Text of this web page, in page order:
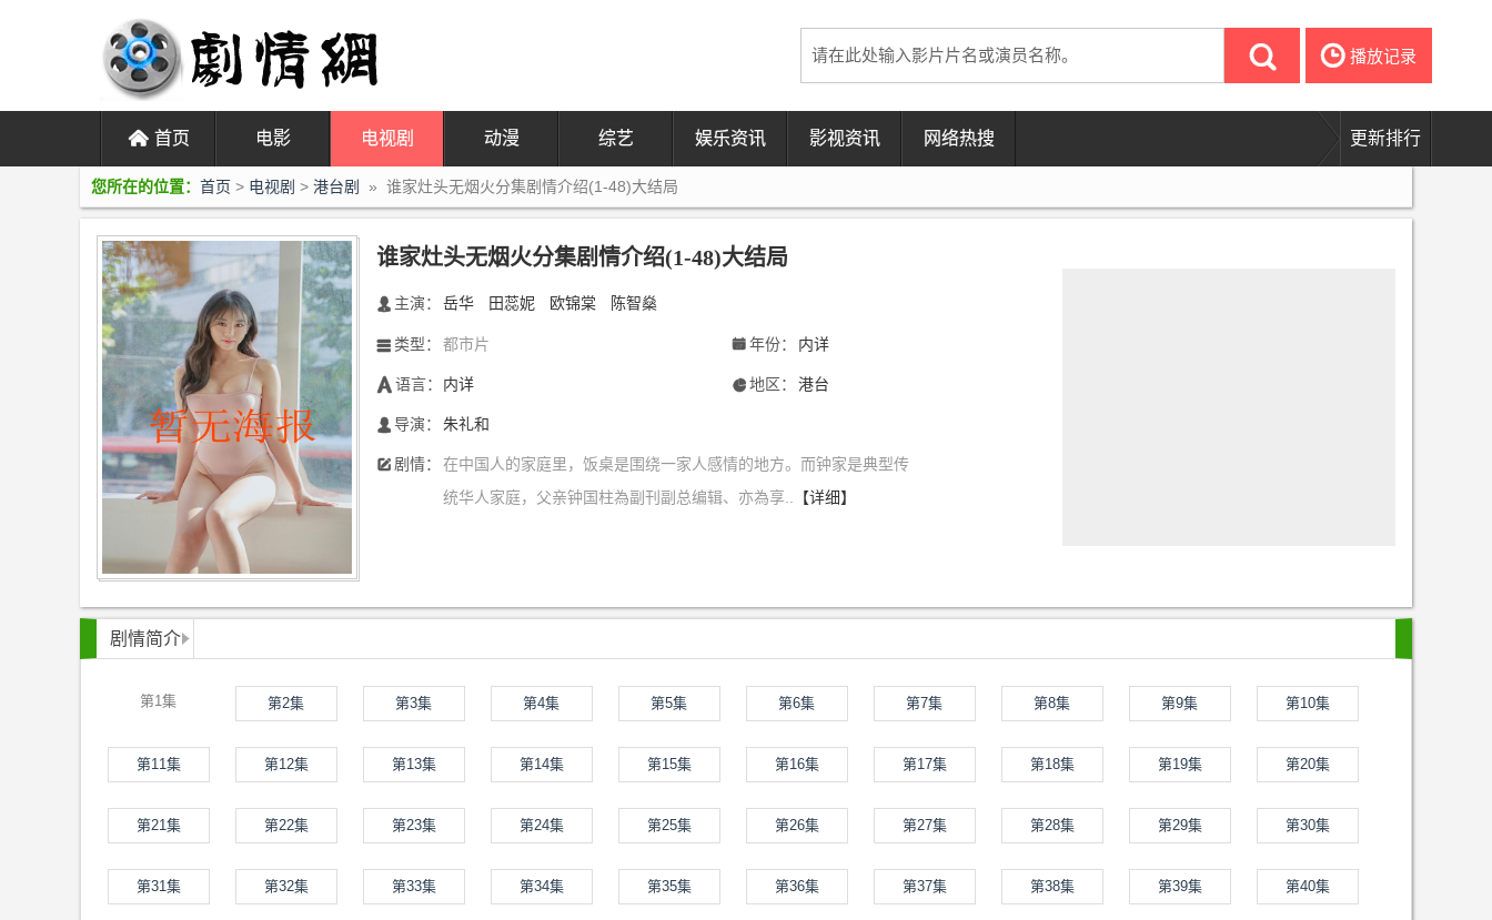
㐵 播放记录
󰄫 首页 电影 电视剧 动漫 综艺 娱乐资讯 影视资讯 网络热搜 更新排行
您所在的位置： 首页 > 电视剧 > 港台剧 » 谁家灶头无烟火分集剧情介绍(1-48)大结局
谁家灶头无烟火分集剧情介绍(1-48)大结局
󰃖 主演： 岳华 田蕊妮 欧锦棠 陈智燊
󰁣 年份： 内详
󰀥 类型： 都市片
󰃍 地区： 港台
󰃋 语言： 内详
󰄭 导演： 朱礼和
󰆙 剧情：
在中国人的家庭里，饭桌是围绕一家人感情的地方。而钟家是典型传
统华人家庭，父亲钟国柱為副刊副总编辑、亦為享..
【详细】
剧情简介
第1集 第2集 第3集 第4集 第5集 第6集 第7集 第8集 第9集 第10集
第11集 第12集 第13集 第14集 第15集 第16集 第17集 第18集 第19集 第20集
第21集 第22集 第23集 第24集 第25集 第26集 第27集 第28集 第29集 第30集
第31集 第32集 第33集 第34集 第35集 第36集 第37集 第38集 第39集 第40集